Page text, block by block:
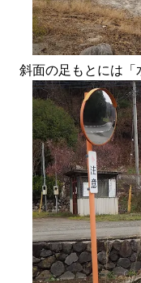
斜面の足もとには「